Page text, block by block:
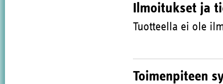
Ilmoitukset ja
Tuotteella ei ole
Toimenpiteen